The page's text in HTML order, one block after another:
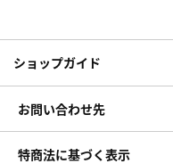
ショップガイド
お問い合わせ先
特商法に基づく表示